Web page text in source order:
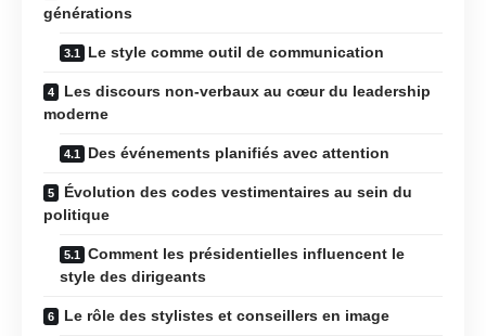
générations
Le style comme outil de communication
Les discours non-verbaux au cœur du leadership
moderne
Des événements planifiés avec attention
Évolution des codes vestimentaires au sein du
politique
Comment les présidentielles influencent le
style des dirigeants
Le rôle des stylistes et conseillers en image